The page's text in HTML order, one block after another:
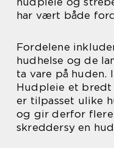
har vært både
Fordelene
hudhelse og de
ta vare på
Hudpleie et
er tilpasset ulike
og gir derfor
skreddersy en